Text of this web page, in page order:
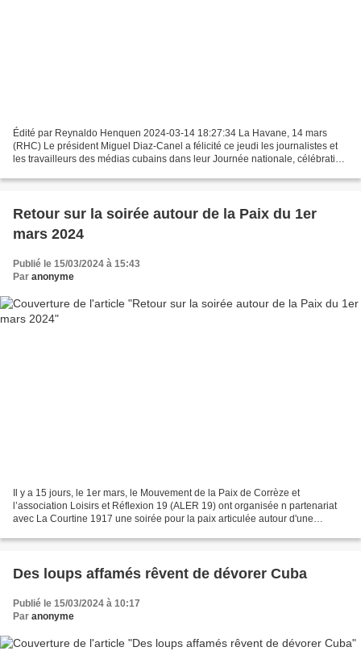
Édité par Reynaldo Henquen 2024-03-14 18:27:34 La Havane, 14 mars
(RHC) Le président Miguel Diaz-Canel a félicité ce jeudi les journalistes et
les travailleurs des médias cubains dans leur Journée nationale, célébration
Retour sur la soirée autour de la Paix du 1er
mars 2024
Publié le 15/03/2024 à 15:43
Par anonyme
Il y a 15 jours, le 1er mars, le Mouvement de la Paix de Corrèze et
l’association Loisirs et Réflexion 19 (ALER 19) ont organisée n partenariat
avec La Courtine 1917 une soirée pour la paix articulée autour d'une
Des loups affamés rêvent de dévorer Cuba
Publié le 15/03/2024 à 10:17
Par anonyme